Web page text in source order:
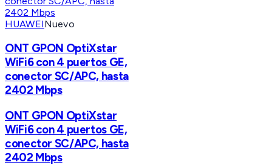
HUAWEINuevo
ONT GPON OptiXstar
WiFi6 con 4 puertos GE,
conector SC/APC, hasta
2402 Mbps
ONT GPON OptiXstar
WiFi6 con 4 puertos GE,
conector SC/APC, hasta
2402 Mbps